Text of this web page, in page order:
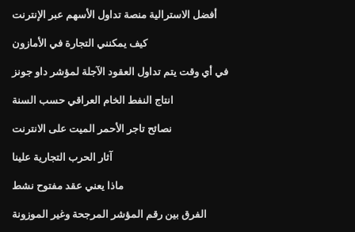
أفضل الاسترالية منصة تداول الأسهم عبر الإنترنت
كيف يمكنني التجارة في الأمازون
في أي وقت يتم تداول العقود الآجلة لمؤشر داو جونز
انتاج النفط الخام العراقي حسب السنة
نصائح تاجر الأحمر الميت على الانترنت
آثار الحرب التجارية علينا
ماذا يعني عقد مفتوح نشط
الفرق بين رقم المؤشر المرجحة وغير الموزونة